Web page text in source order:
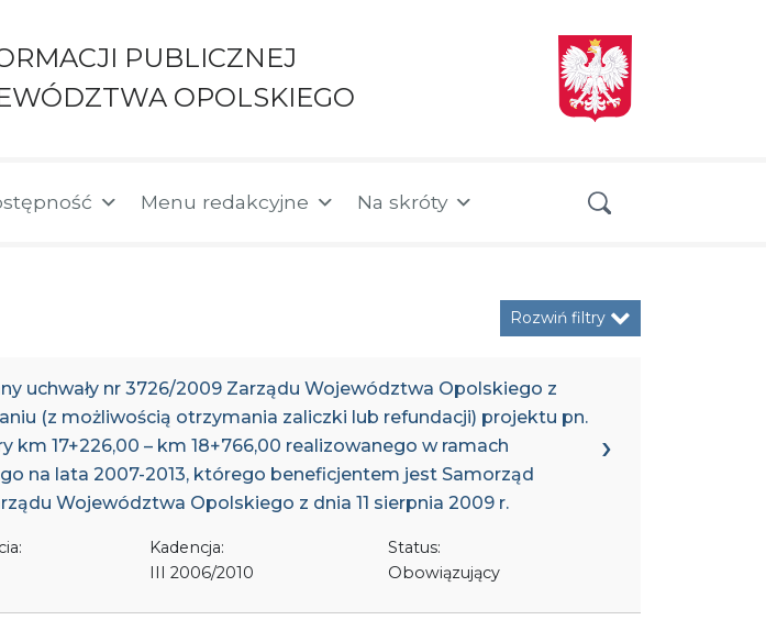
PUBLICZNEJ
OPOLSKIEGO
Menu redakcyjne Na skróty
Rozwiń filtry
uchwały nr 3726/2009 Zarządu Województwa Opolskiego z
(z możliwością otrzymania zaliczki lub refundacji) projektu pn.
17+226,00 – km 18+766,00 realizowanego w ramach
na lata 2007-2013, którego beneficjentem jest Samorząd
Województwa Opolskiego z dnia 11 sierpnia 2009 r.
Kadencja:
III 2006/2010
Status:
Obowiązujący